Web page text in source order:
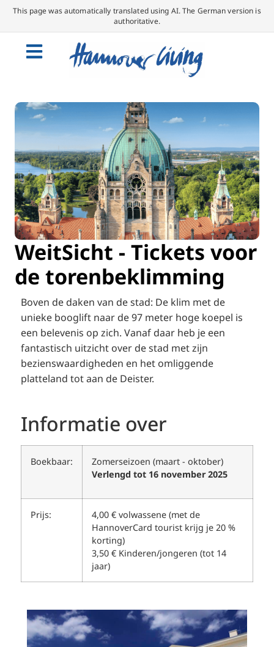
This page was automatically translated using AI. The German version is
authoritative.
WeitSicht - Tickets voor
de torenbeklimming
Boven de daken van de stad: De klim met de
unieke booglift naar de 97 meter hoge koepel is
een belevenis op zich. Vanaf daar heb je een
fantastisch uitzicht over de stad met zijn
bezienswaardigheden en het omliggende
platteland tot aan de Deister.
Informatie over
Boekbaar:
Zomerseizoen (maart - oktober)
Verlengd tot 16 november 2025
Prijs:
4,00 € volwassene (met de
HannoverCard tourist krijg je 20 %
korting)
3,50 € Kinderen/jongeren (tot 14
jaar)